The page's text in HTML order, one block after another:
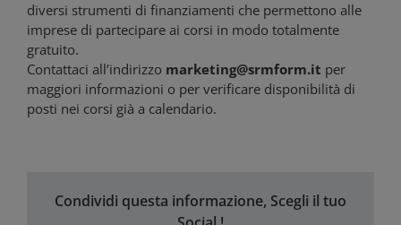
diversi strumenti di finanziamenti che permettono alle
imprese di partecipare ai corsi in modo totalmente
gratuito.
Contattaci all’indirizzo marketing@srmform.it per
maggiori informazioni o per verificare disponibilità di
posti nei corsi già a calendario.
Condividi questa informazione, Scegli il tuo